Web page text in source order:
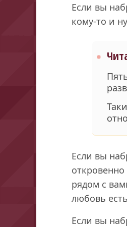
Если вы
кому-то и
Если вы
рядом с
любовь
Если вы